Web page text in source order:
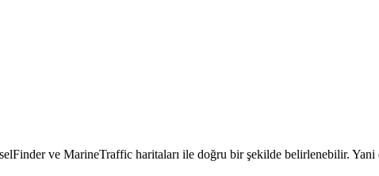
ve MarineTraffic haritaları ile doğru bir şekilde belirlenebilir. Yani